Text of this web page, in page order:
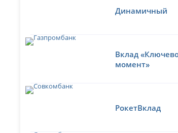
Динамичный
Вклад
момент»
РокетВклад